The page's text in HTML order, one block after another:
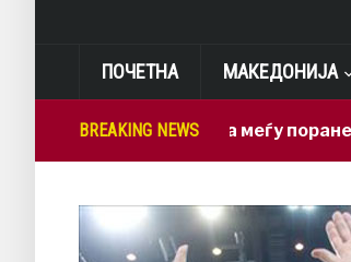
ПОЧЕТНА МАКЕДОНИЈА
BREAKING NEWS
Нова драма меѓу поранешните